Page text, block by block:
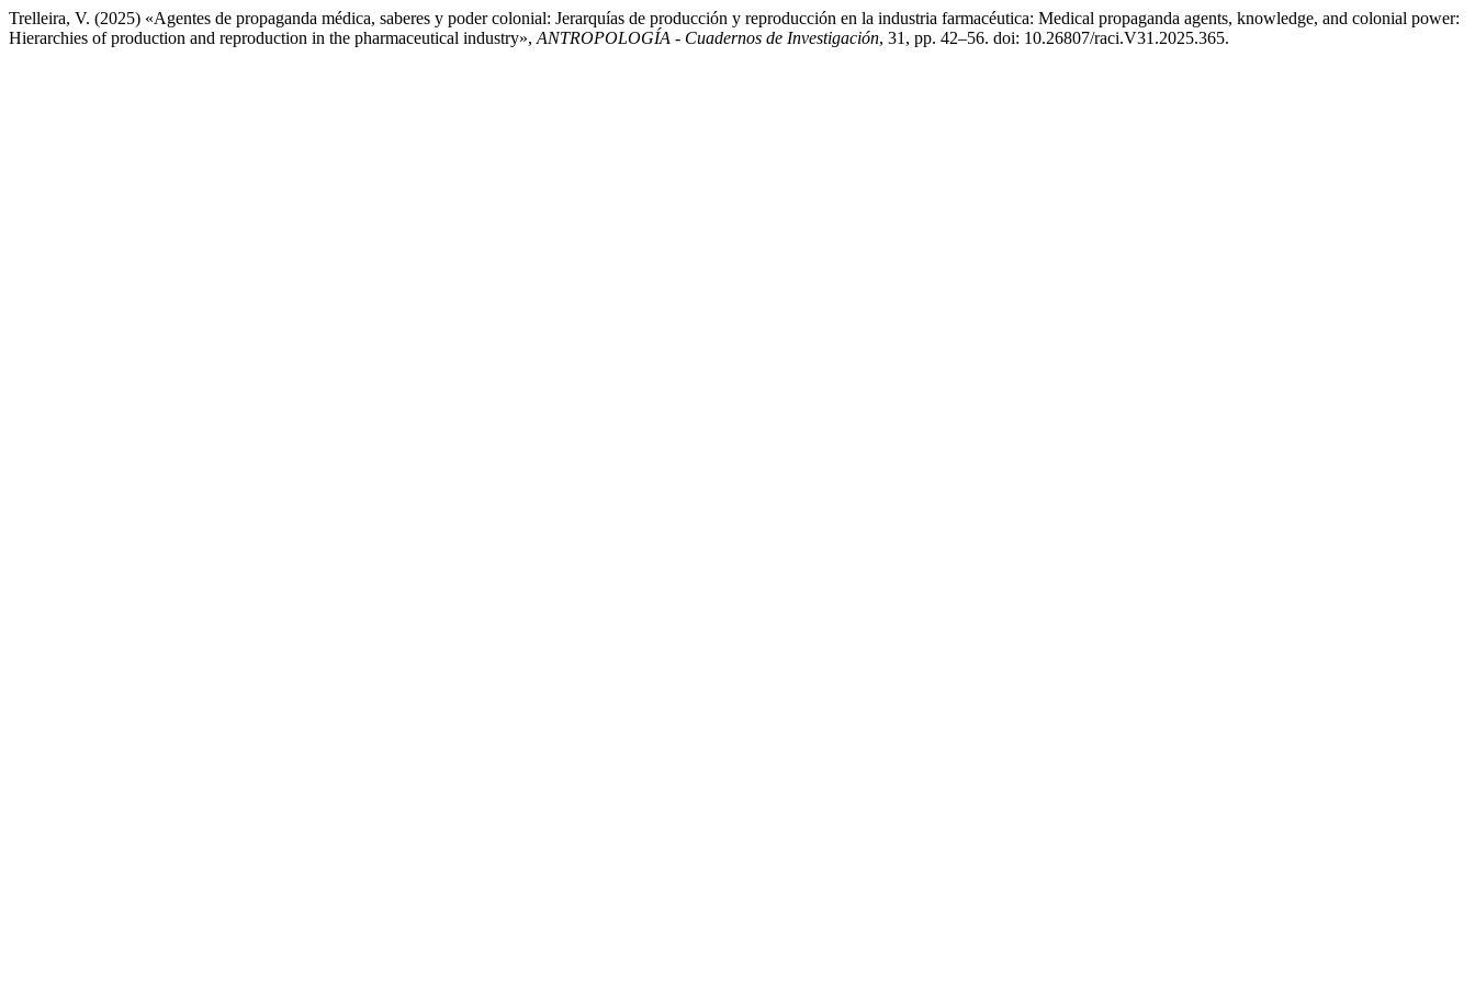
Trelleira, V. (2025) «Agentes de propaganda médica, saberes y poder colonial: Jerarquías de producción y reproducción en la industria farmacéutica: Medical propaganda agents, knowledge, and colonial power:
Hierarchies of production and reproduction in the pharmaceutical industry», ANTROPOLOGÍA - Cuadernos de Investigación, 31, pp. 42–56. doi: 10.26807/raci.V31.2025.365.